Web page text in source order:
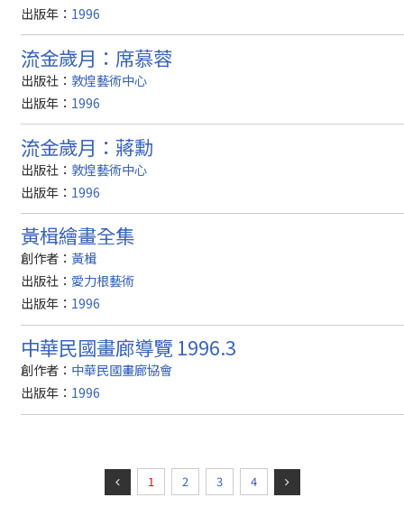
出版年： 1996
流金歲月：席慕蓉
出版社： 敦煌藝術中心
出版年： 1996
流金歲月：蔣勳
出版社： 敦煌藝術中心
出版年： 1996
黃楫繪畫全集
創作者： 黃楫
出版社： 愛力根藝術
出版年： 1996
中華民國畫廊導覽 1996.3
創作者： 中華民國畫廊協會
出版年： 1996
1 2 3 4